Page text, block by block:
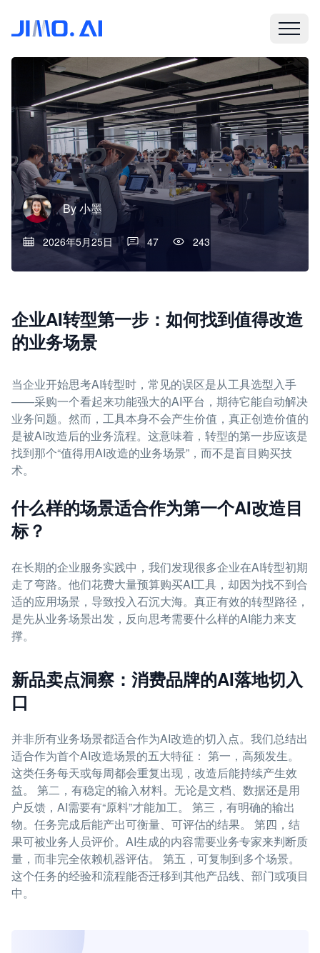
By小墨
2026年5月25日 47 243
企业AI转型第一步：如何找到值得改造
的业务场景
当企业开始思考AI转型时，常见的误区是从工具选型入手
——采购一个看起来功能强大的AI平台，期待它能自动解决
业务问题。然而，工具本身不会产生价值，真正创造价值的
是被AI改造后的业务流程。这意味着，转型的第一步应该是
找到那个“值得用AI改造的业务场景”，而不是盲目购买技
术。
什么样的场景适合作为第一个AI改造目
标？
在长期的企业服务实践中，我们发现很多企业在AI转型初期
走了弯路。他们花费大量预算购买AI工具，却因为找不到合
适的应用场景，导致投入石沉大海。真正有效的转型路径，
是先从业务场景出发，反向思考需要什么样的AI能力来支
撑。
新品卖点洞察：消费品牌的AI落地切入
口
并非所有业务场景都适合作为AI改造的切入点。我们总结出
适合作为首个AI改造场景的五大特征： 第一，高频发生。
这类任务每天或每周都会重复出现，改造后能持续产生效
益。 第二，有稳定的输入材料。无论是文档、数据还是用
户反馈，AI需要有“原料”才能加工。 第三，有明确的输出
物。任务完成后能产出可衡量、可评估的结果。 第四，结
果可被业务人员评价。AI生成的内容需要业务专家来判断质
量，而非完全依赖机器评估。 第五，可复制到多个场景。
这个任务的经验和流程能否迁移到其他产品线、部门或项目
中。